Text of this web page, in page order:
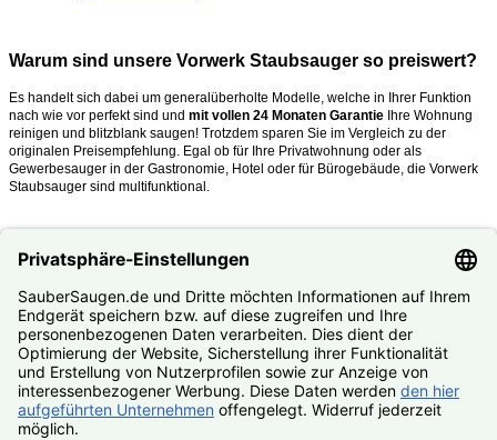
Warum sind unsere Vorwerk Staubsauger so preiswert?
Es handelt sich dabei um generalüberholte Modelle, welche in Ihrer Funktion
nach wie vor perfekt sind und mit vollen 24 Monaten Garantie Ihre Wohnung
reinigen und blitzblank saugen! Trotzdem sparen Sie im Vergleich zu der
originalen Preisempfehlung. Egal ob für Ihre Privatwohnung oder als
Gewerbesauger in der Gastronomie, Hotel oder für Bürogebäude, die Vorwerk
Staubsauger sind multifunktional.
Was mache ich, wenn mein Kobold oder Tiger kaputt ist?
Nutzen Sie unseren#Reparaturservice. Fast alle Vorwerk Staubsauger
reparieren wir Ihnen zum #Festpreis.
© SauberSaugen.de – Ihr Spezialist für Zubehör und Ersatzteile
passend für Vorwerk Staubsauger
*gilt für Lieferungen innerhalb Deutschlands, Lieferzeiten ins
Ausland siehe